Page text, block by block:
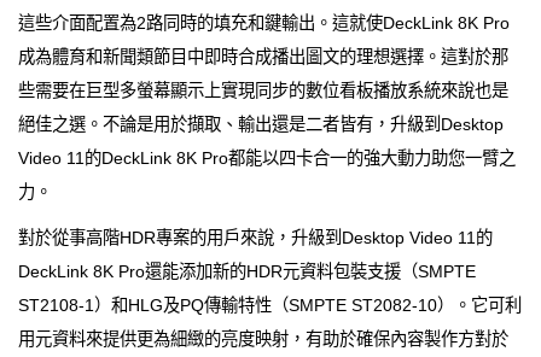
這些介面配置為2路同時的填充和鍵輸出。這就使DeckLink 8K Pro
成為體育和新聞類節目中即時合成播出圖文的理想選擇。這對於那
些需要在巨型多螢幕顯示上實現同步的數位看板播放系統來說也是
絕佳之選。不論是用於擷取、輸出還是二者皆有，升級到Desktop
Video 11的DeckLink 8K Pro都能以四卡合一的強大動力助您一臂之
力。
對於從事高階HDR專案的用戶來說，升級到Desktop Video 11的
DeckLink 8K Pro還能添加新的HDR元資料包裝支援（SMPTE
ST2108-1）和HLG及PQ傳輸特性（SMPTE ST2082-10）。它可利
用元資料來提供更為細緻的亮度映射，有助於確保內容製作方對於